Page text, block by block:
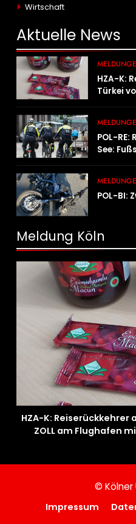
Wirtschaft
Aktuelle News
HZA-K:
Türkei
Trend
POL-
See:
POL-BI:
Meldung Köln
HZA-K: Reiserückkehrer
ZOLL am Flughafen
© Kölner
Impressum